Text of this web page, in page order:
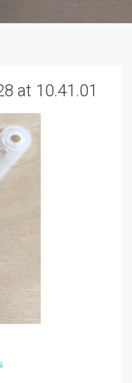
at 10.41.01